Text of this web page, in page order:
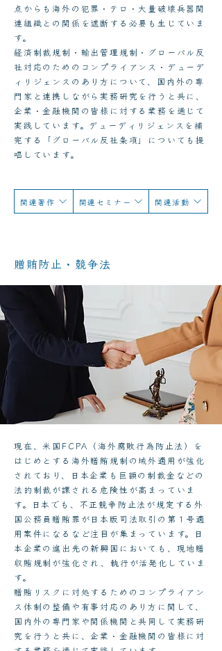
点からも海外の犯罪・テロ・大量破壊兵器関
連組織との関係を遮断する必要も生じていま
す。
経済制裁規制・輸出管理規制・グローバル反
社対応のためのコンプライアンス・デューデ
ィリジェンスのあり方について、国内外の専
門家と連携しながら実務研究を行うと共に、
企業・金融機関の皆様に対する業務を通じて
実践しています。デューディリジェンスを補
完する「グローバル反社条項」についても提
唱しています。
関連セミナー
関連著作 関連活動
贈賄防止・競争法
現在、米国FCPA（海外腐敗行為防止法）を
はじめとする海外贈賄規制の域外適用が強化
されており、日本企業も巨額の制裁金などの
法的制裁が課される危険性が高まっていま
す。日本でも、不正競争防止法が規定する外
国公務員贈賄罪が日本版司法取引の第１号適
用案件になるなど注目が集まっています。日
本企業の進出先の新興国においても、現地贈
収賄規制が強化され、執行が活発化していま
す。
贈賄リスクに対処するためのコンプライアン
ス体制の整備や有事対応のあり方に関して、
国内外の専門家や関係機関と共同して実務研
究を行うと共に、企業・金融機関の皆様に対